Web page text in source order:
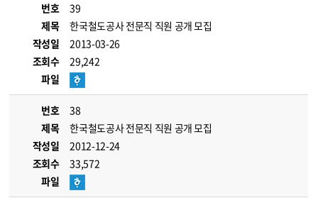
번호
39
제목
한국철도공사 전문직 직원 공개 모집
작성일
2013-03-26
조회수
29,242
파일
번호
38
제목
한국철도공사 전문직 직원 공개 모집
작성일
2012-12-24
조회수
33,572
파일